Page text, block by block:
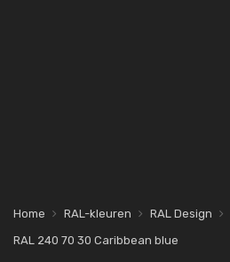
Home RAL-kleuren RAL Design
RAL 240 70 30 Caribbean blue